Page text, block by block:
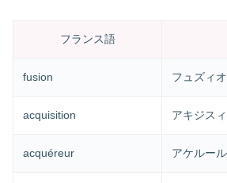
フランス語
fusion フュズィ
acquisition アキジス
acquéreur アケルール